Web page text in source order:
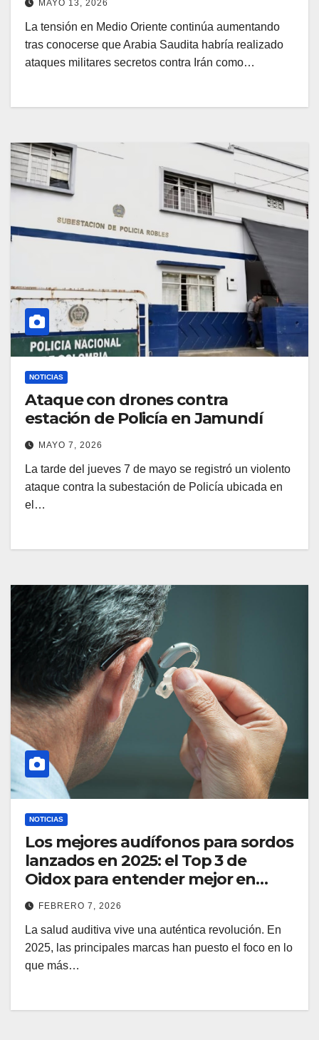
MAYO 13, 2026
La tensión en Medio Oriente continúa aumentando
tras conocerse que Arabia Saudita habría realizado
ataques militares secretos contra Irán como…
NOTICIAS
Ataque con drones contra
estación de Policía en Jamundí
MAYO 7, 2026
La tarde del jueves 7 de mayo se registró un violento
ataque contra la subestación de Policía ubicada en
el…
NOTICIAS
Los mejores audífonos para sordos
lanzados en 2025: el Top 3 de
Oidox para entender mejor en
cualquier situación
FEBRERO 7, 2026
La salud auditiva vive una auténtica revolución. En
2025, las principales marcas han puesto el foco en lo
que más…